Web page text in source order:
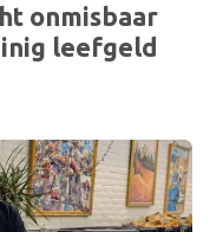
onmisbaar
leefgeld